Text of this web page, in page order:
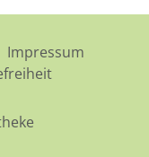
Impressum